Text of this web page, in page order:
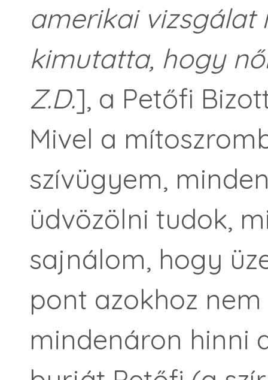
amerikai vizsgálat
kimutatta, hogy
Z.D.], a Petőfi
Mivel a
szívügyem,
üdvözölni tudok,
sajnálom, hogy
pont azokhoz
mindenáron hinni